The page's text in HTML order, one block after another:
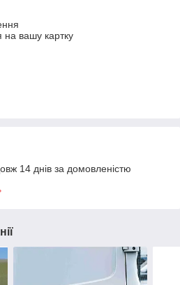
на вашу картку
14 днів за домовленістю